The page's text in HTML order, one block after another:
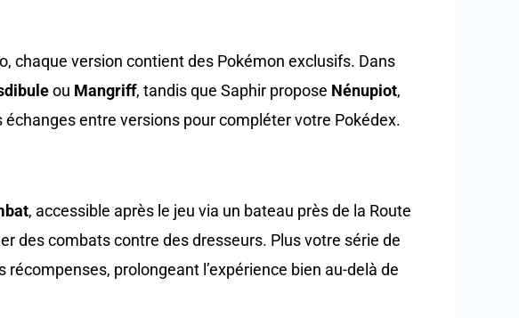
chaque version contient des Pokémon exclusifs. Dans
ou Mangriff, tandis que Saphir propose Nénupiot,
échanges entre versions pour compléter votre Pokédex.
, accessible après le jeu via un bateau près de la Route
des combats contre des dresseurs. Plus votre série de
prolongeant l’expérience bien au-delà de